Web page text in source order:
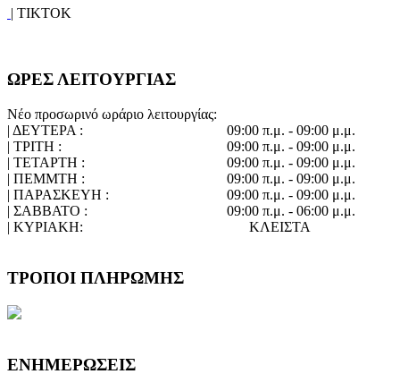
| TIKTOK
ΩΡΕΣ ΛΕΙΤΟΥΡΓΙΑΣ
Νέο προσωρινό ωράριο λειτουργίας:
| ΔΕΥΤΕΡΑ :
09:00 π.μ. - 09:00 μ.μ.
| ΤΡΙΤΗ :
09:00 π.μ. - 09:00 μ.μ.
| ΤΕΤΑΡΤΗ :
09:00 π.μ. - 09:00 μ.μ.
| ΠΕΜΜΤΗ :
09:00 π.μ. - 09:00 μ.μ.
| ΠΑΡΑΣΚΕΥΗ :
09:00 π.μ. - 09:00 μ.μ.
| ΣΑΒΒΑΤΟ :
09:00 π.μ. - 06:00 μ.μ.
| ΚΥΡΙΑΚΗ:
ΚΛΕΙΣΤΑ
ΤΡΟΠΟΙ ΠΛΗΡΩΜΗΣ
ΕΝΗΜΕΡΩΣΕΙΣ